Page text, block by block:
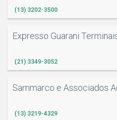
(13) 3202-3500
Expresso Guarani
(21) 3349-3052
Sammarco e Associados
(13) 3219-4329